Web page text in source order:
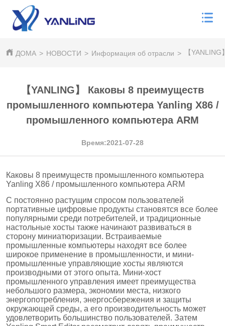
ДОМА > НОВОСТИ > Информация об отрасли > 【
【YANLING】 Каковы 8 преимуществ
промышленного компьютера Yanling X86 /
промышленного компьютера ARM
Время:2021-07-28